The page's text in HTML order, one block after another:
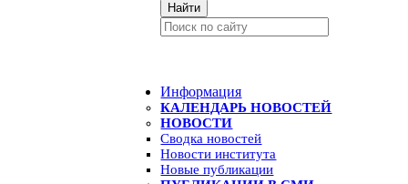
Найти
Информация
КАЛЕНДАРЬ НОВОСТЕЙ
НОВОСТИ
Сводка новостей
Новости института
Новые публикации